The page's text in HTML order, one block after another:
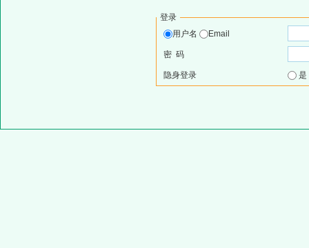
登录
用户名
Email
密 码
隐身登录